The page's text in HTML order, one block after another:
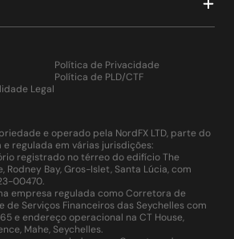
Legal
Política de Privacidade
Política de PLD/CTF
e operado pela NordFX LTD, parte do
regulada em várias jurisdições:
registrado no térreo do edifício The
Rodney Bay, Gros-Islet, Santa Lúcia, com
00470.
empresa regulada como Corretora de
de Serviços Financeiros das Seychelles com
e endereço operacional na CT House,
Mahe, Seychelles.